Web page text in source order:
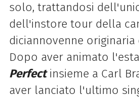
solo, trattandosi
dell'instore tour della
diciannovenne originaria
Dopo aver animato
Perfectinsieme a Carl
aver lanciato l'ultimo